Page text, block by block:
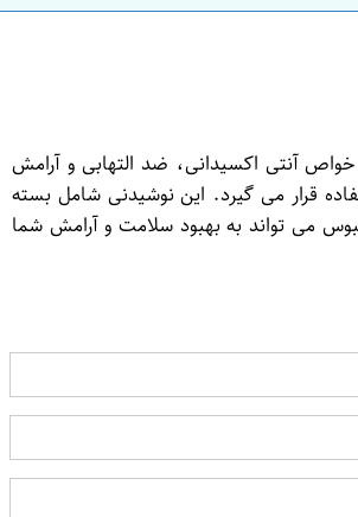
آنتی اکسیدانی، ضد التهابی و آرامش
قرار می گیرد. این نوشیدنی شامل بسته
می تواند به بهبود سلامت و آرامش شما